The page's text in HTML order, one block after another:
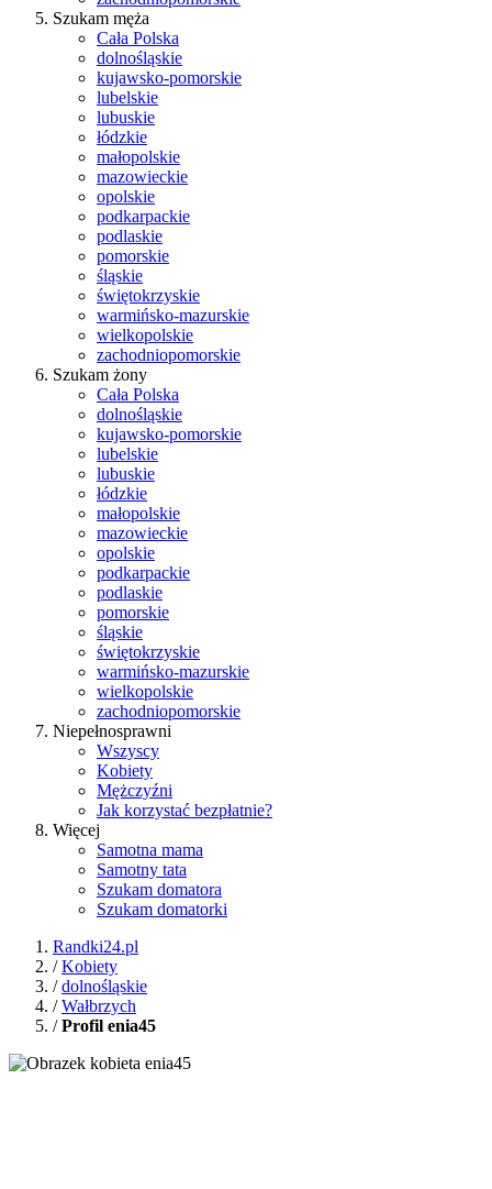
Szukam męża
Cała Polska
dolnośląskie
kujawsko-pomorskie
lubelskie
lubuskie
łódzkie
małopolskie
mazowieckie
opolskie
podkarpackie
podlaskie
pomorskie
śląskie
świętokrzyskie
warmińsko-mazurskie
wielkopolskie
zachodniopomorskie
Szukam żony
Cała Polska
dolnośląskie
kujawsko-pomorskie
lubelskie
lubuskie
łódzkie
małopolskie
mazowieckie
opolskie
podkarpackie
podlaskie
pomorskie
śląskie
świętokrzyskie
warmińsko-mazurskie
wielkopolskie
zachodniopomorskie
Niepełnosprawni
Wszyscy
Kobiety
Mężczyźni
Jak korzystać bezpłatnie?
Więcej
Samotna mama
Samotny tata
Szukam domatora
Szukam domatorki
Randki24.pl
/Kobiety
/dolnośląskie
/Wałbrzych
/Profil enia45